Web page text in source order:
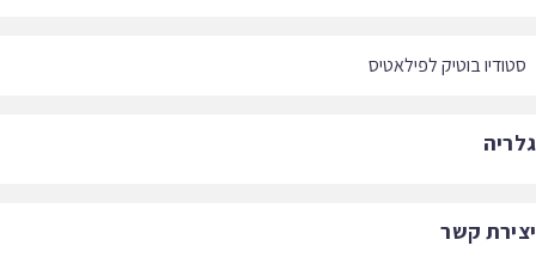
בוטיק לפילאטיס
קשר